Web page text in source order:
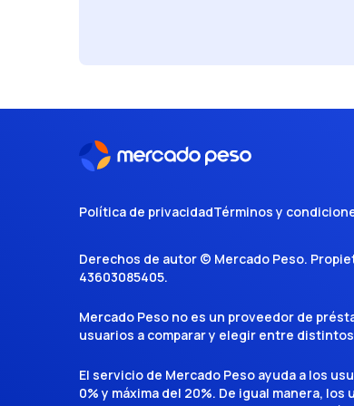
Política de privacidadTérminos y
Derechos de autor © Mercado Peso.
43603085405.
Mercado Peso no es un proveedor de
usuarios a comparar y elegir entre
El servicio de Mercado Peso ayuda a los
0% y máxima del 20%. De igual manera,